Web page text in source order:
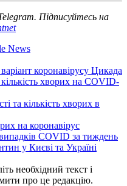
Підписуйтесь на
News
коронавірусу Цикада
хворих на COVID-
та кількість хворих в
на коронавірус
випадків COVID за тиждень
у Києві та Україні
необхідний текст і
про це редакцію.